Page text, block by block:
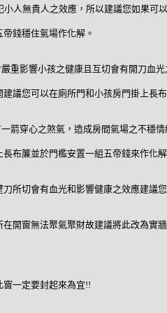
人無貴人之效應，所以建議您如果可
錢穩住氣場作化解。
重影響小孩之健康且互切會有開刀血光
議您可以在廁所門和小孩房門掛上長
箭穿心之煞氣，造成房間氣場之不穩情
布簾並於門檻安置一組五帝錢來作化解
所切會有血光和影響健康之效應建議
開窗無法聚氣聚財故建議將此改為實
窗一定要封起來為宜!!